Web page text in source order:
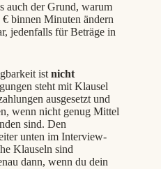
auch der Grund, warum
binnen Minuten ändern
jedenfalls für Beträge in
ist nicht
steht mit Klausel
ausgesetzt und
wenn nicht genug Mittel
sind. Den
unten im Interview-
Klauseln sind
dann, wenn du dein